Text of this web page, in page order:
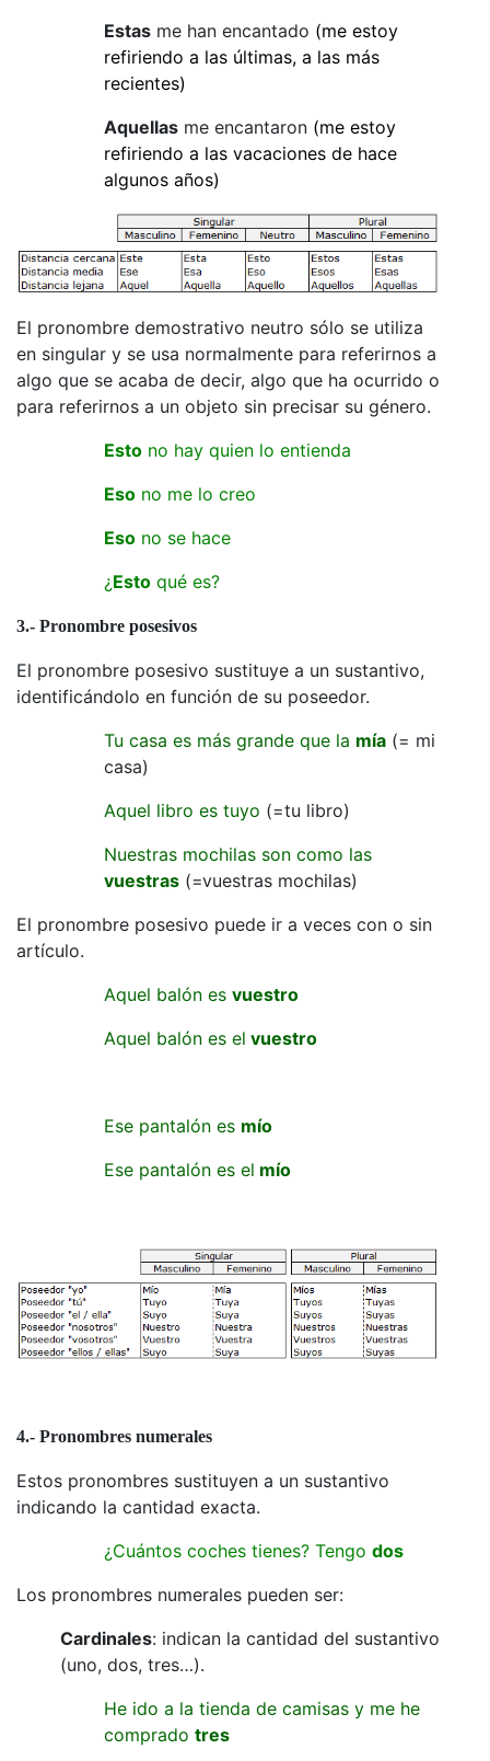
Estas me han encantado (me estoy
refiriendo a las últimas, a las más
recientes)
Aquellas me encantaron (me estoy
refiriendo a las vacaciones de hace
algunos años)
El pronombre demostrativo neutro sólo se utiliza
en singular y se usa normalmente para referirnos a
algo que se acaba de decir, algo que ha ocurrido o
para referirnos a un objeto sin precisar su género.
Esto no hay quien lo entienda
Eso no me lo creo
Eso no se hace
¿Esto qué es?
3.- Pronombre posesivos
El pronombre posesivo sustituye a un sustantivo,
identificándolo en función de su poseedor.
Tu casa es más grande que la mía (= mi
casa)
Aquel libro es tuyo (=tu libro)
Nuestras mochilas son como las
vuestras (=vuestras mochilas)
El pronombre posesivo puede ir a veces con o sin
artículo.
Aquel balón es vuestro
Aquel balón es el vuestro
Ese pantalón es mío
Ese pantalón es el mío
4.- Pronombres numerales
Estos pronombres sustituyen a un sustantivo
indicando la cantidad exacta.
¿Cuántos coches tienes? Tengo dos
Los pronombres numerales pueden ser:
Cardinales: indican la cantidad del sustantivo
(uno, dos, tres…).
He ido a la tienda de camisas y me he
comprado tres